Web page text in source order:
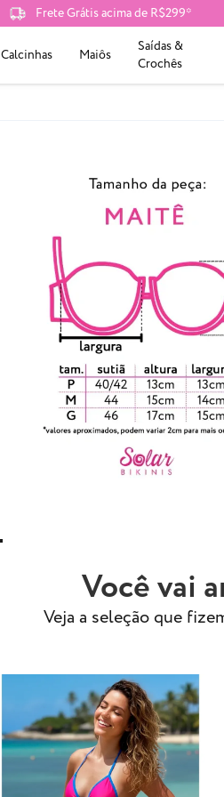
Frete Grátis acima de R$299*
Calcinhas Maiôs
Saídas &
Crochês
Você vai
Veja a seleção que